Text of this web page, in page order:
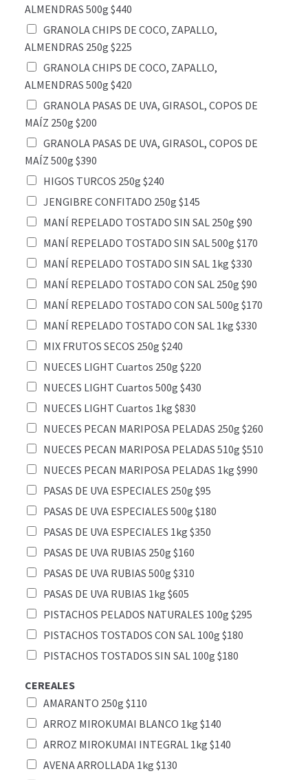
ALMENDRAS 500g $440
GRANOLA CHIPS DE COCO, ZAPALLO,
ALMENDRAS 250g $225
GRANOLA CHIPS DE COCO, ZAPALLO,
ALMENDRAS 500g $420
GRANOLA PASAS DE UVA, GIRASOL, COPOS DE
MAÍZ 250g $200
GRANOLA PASAS DE UVA, GIRASOL, COPOS DE
MAÍZ 500g $390
HIGOS TURCOS 250g $240
JENGIBRE CONFITADO 250g $145
MANÍ REPELADO TOSTADO SIN SAL 250g $90
MANÍ REPELADO TOSTADO SIN SAL 500g $170
MANÍ REPELADO TOSTADO SIN SAL 1kg $330
MANÍ REPELADO TOSTADO CON SAL 250g $90
MANÍ REPELADO TOSTADO CON SAL 500g $170
MANÍ REPELADO TOSTADO CON SAL 1kg $330
MIX FRUTOS SECOS 250g $240
NUECES LIGHT Cuartos 250g $220
NUECES LIGHT Cuartos 500g $430
NUECES LIGHT Cuartos 1kg $830
NUECES PECAN MARIPOSA PELADAS 250g $260
NUECES PECAN MARIPOSA PELADAS 510g $510
NUECES PECAN MARIPOSA PELADAS 1kg $990
PASAS DE UVA ESPECIALES 250g $95
PASAS DE UVA ESPECIALES 500g $180
PASAS DE UVA ESPECIALES 1kg $350
PASAS DE UVA RUBIAS 250g $160
PASAS DE UVA RUBIAS 500g $310
PASAS DE UVA RUBIAS 1kg $605
PISTACHOS PELADOS NATURALES 100g $295
PISTACHOS TOSTADOS CON SAL 100g $180
PISTACHOS TOSTADOS SIN SAL 100g $180
CEREALES
AMARANTO 250g $110
ARROZ MIROKUMAI BLANCO 1kg $140
ARROZ MIROKUMAI INTEGRAL 1kg $140
AVENA ARROLLADA 1kg $130